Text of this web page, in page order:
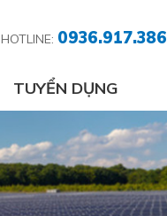
HOTLINE: 0936.917.386
TUYỂN DỤNG